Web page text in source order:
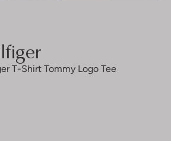
T-Shirt Tommy Logo Tee